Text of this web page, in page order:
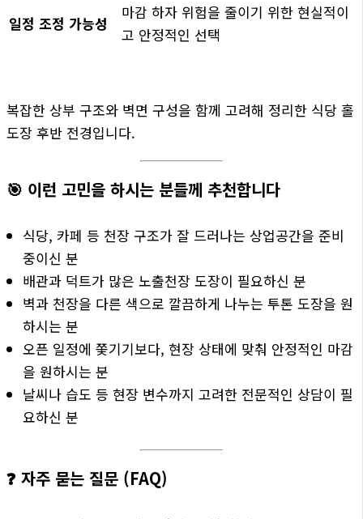
일정 조정 가능성
마감 하자 위험을 줄이기 위한 현실적이
고 안정적인 선택
복잡한 상부 구조와 벽면 구성을 함께 고려해 정리한 식당 홀
도장 후반 전경입니다.
🎯 이런 고민을 하시는 분들께 추천합니다
식당, 카페 등 천장 구조가 잘 드러나는 상업공간을 준비
중이신 분
배관과 덕트가 많은 노출천장 도장이 필요하신 분
벽과 천장을 다른 색으로 깔끔하게 나누는 투톤 도장을 원
하시는 분
오픈 일정에 쫓기기보다, 현장 상태에 맞춰 안정적인 마감
을 원하시는 분
날씨나 습도 등 현장 변수까지 고려한 전문적인 상담이 필
요하신 분
❓ 자주 묻는 질문 (FAQ)